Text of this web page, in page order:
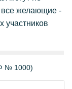
все желающие -
участников
№ 1000)